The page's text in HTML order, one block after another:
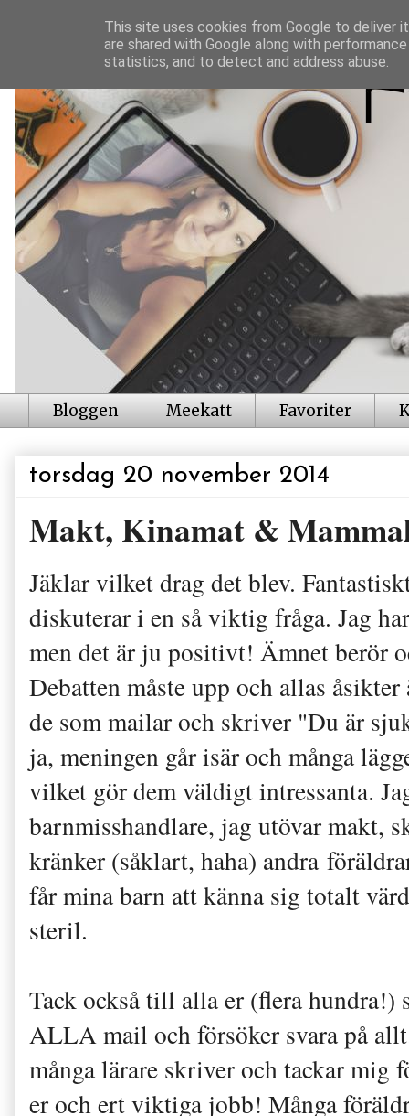
Bloggen Meekatt Favoriter
torsdag 20 november 2014
Makt, Kinamat &
Jäklar vilket drag det blev.
diskuterar i en så viktig fråga. Jag
men det är ju positivt! Ämnet berör
Debatten måste upp och allas
de som mailar och skriver "Du är
ja, meningen går isär och många
vilket gör dem väldigt intressanta.
barnmisshandlare, jag utövar makt,
kränker (såklart, haha) andra
får mina barn att känna sig totalt
steril.
Tack också till alla er (flera hundra!)
ALLA mail och försöker svara på
många lärare skriver och tackar mig
er och ert viktiga jobb! Många
This site uses cookies from Google to deliver
are shared with Google along with
statistics, and to detect and address abuse.